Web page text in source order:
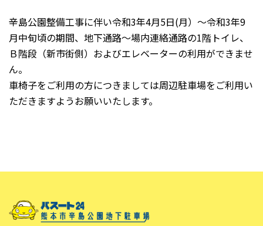
辛島公園整備工事に伴い令和3年4月5日(月）～令和3年9
月中旬頃の期間、地下通路～場内連絡通路の1階トイレ、
Ｂ階段（新市街側）およびエレベーターの利用ができませ
ん。
車椅子をご利用の方につきましては周辺駐車場をご利用い
ただきますようお願いいたします。